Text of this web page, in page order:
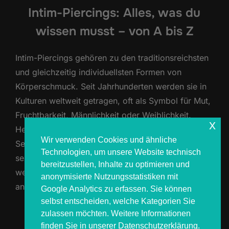
Intim-Piercings: Alles, was du
wissen musst – von A bis Z
Intim-Piercings gehören zu den traditionsreichsten
und gleichzeitig individuellsten Formen von
Körperschmuck. Seit Jahrhunderten werden sie in
Kulturen weltweit getragen, oft als Symbol für Mut,
Fruchtbarkeit, Männlichkeit oder Weiblichkeit.
Heute sind Intim-Piercings Ausdruck von
Selbstbewusstsein, Körperliebe und oft auch
sexueller Neugier. In unserem mobilen Studio
werden Intim-Piercings ausschließlich auf Anfrage
angeboten, da sie höchste Diskretion, eine …
MEHRÜBER „INTIM-PIERCINGS:
LESEN
Wir verwenden Cookies und ähnliche
Technologien, um unsere Website technisch
bereitzustellen, Inhalte zu optimieren und
anonymisierte Nutzungsstatistiken mit
Google Analytics zu erfassen. Sie können
selbst entscheiden, welche Kategorien Sie
zulassen möchten. Weitere Informationen
finden Sie in unserer Datenschutzerklärung.
x